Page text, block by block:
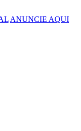
ANUNCIE AQUI